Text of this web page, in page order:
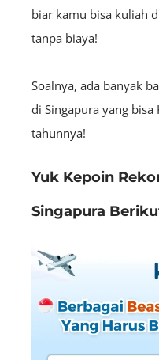
biar kamu bisa kuliah
tanpa biaya!
Soalnya, ada banyak
di Singapura yang bisa
tahunnya!
Yuk Kepoin
Singapura